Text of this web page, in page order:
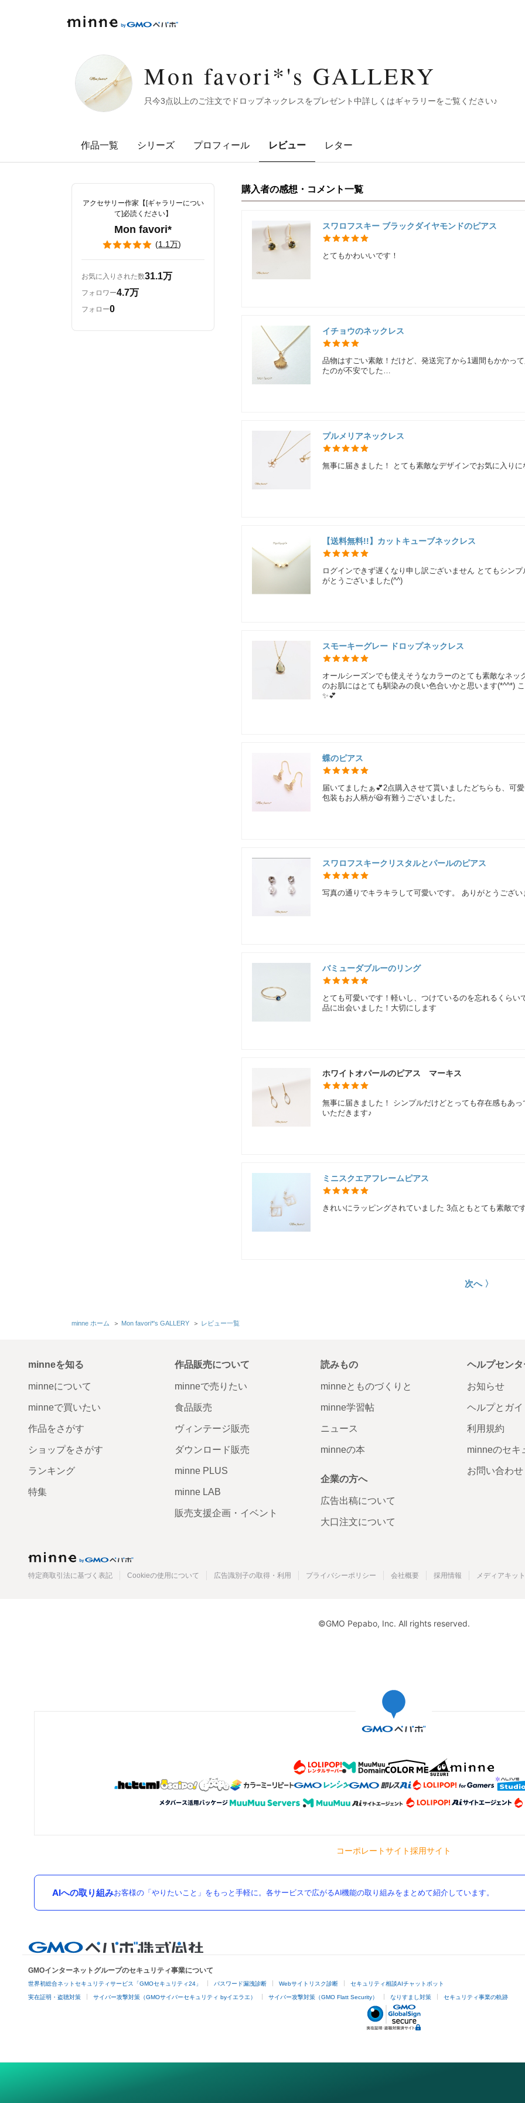
Mon favori*'s GALLERY
只今3点以上のご注文でドロップネックレスをプレゼント中詳しくはギャラリーをご覧ください♪
作品一覧 シリーズ プロフィール レビュー レター
アクセサリー作家【[ギャラリーについ
て]必読ください】
Mon favori*
(1.1万)
お気に入りされた数31.1万
フォロワー4.7万
フォロー0
購入者の感想・コメント一覧
スワロフスキー ブラックダイヤモンドのピアス
とてもかわいいです！
イチョウのネックレス
品物はすごい素敵！だけど、発送完了から1週間もかかっ
たのが不安でした…
プルメリアネックレス
無事に届きました！ とても素敵なデザインでお気に入りに
【送料無料!!】カットキューブネックレス
ログインできず遅くなり申し訳ございません とてもシン
がとうございました(^^)
スモーキーグレー ドロップネックレス
オールシーズンでも使えそうなカラーのとても素敵なネ
のお肌にはとても馴染みの良い色合いかと思います(*^^*)
✨‪💕︎︎
蝶のピアス
届いてましたぁ💕2点購入させて貰いましたどちらも、可
包装もお人柄が😃有難うございました。
スワロフスキークリスタルとパールのピアス
写真の通りでキラキラして可愛いです。 ありがとうござい
バミューダブルーのリング
とても可愛いです！軽いし、つけているのを忘れるくら
品に出会いました！大切にします
ホワイトオパールのピアス マーキス
無事に届きました！ シンプルだけどとっても存在感もあ
いただきます♪
ミニスクエアフレームピアス
きれいにラッピングされていました 3点ともとても素敵で
次へ 〉
minne ホーム ＞ Mon favori*'s GALLERY ＞ レビュー一覧
minneを知る
minneについて
minneで買いたい
作品をさがす
ショップをさがす
ランキング
特集
作品販売について
minneで売りたい
食品販売
ヴィンテージ販売
ダウンロード販売
minne PLUS
minne LAB
販売支援企画・イベント
読みもの
minneとものづくりと
minne学習帖
ニュース
minneの本
企業の方へ
広告出稿について
大口注文について
ヘルプセンタ
お知らせ
ヘルプとガイ
利用規約
minneのセキ
お問い合わせ
特定商取引法に基づく表記 Cookieの使用について 広告識別子の取得・利用 プライバシーポリシー 会社概要 採用情報 メディアキット
©GMO Pepabo, Inc. All rights reserved.
コーポレートサイト採用サイト
AIへの取り組みお客様の「やりたいこと」をもっと手軽に。各サービスで広がるAI機能の取り組みをまとめて紹介しています。
GMOインターネットグループのセキュリティ事業について
世界初総合ネットセキュリティサービス「GMOセキュリティ24」 パスワード漏洩診断 Webサイトリスク診断 セキュリティ相談AIチャットボット
実在証明・盗聴対策 サイバー攻撃対策（GMOサイバーセキュリティ byイエラエ） サイバー攻撃対策（GMO Flatt Security） なりすまし対策 セキュリティ事業の軌跡